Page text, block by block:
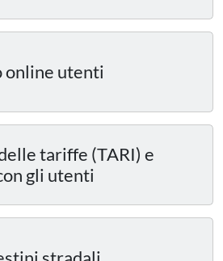
online utenti
tariffe (TARI) e
gli utenti